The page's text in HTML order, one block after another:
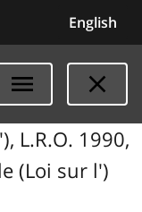
English
L.R.O. 1990,
(Loi sur l')